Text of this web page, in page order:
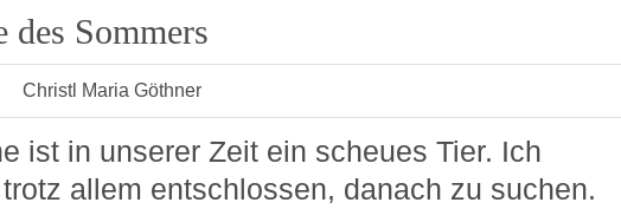
des Sommers
Christl Maria Göthner
ist in unserer Zeit ein scheues Tier. Ich
allem entschlossen, danach zu suchen.